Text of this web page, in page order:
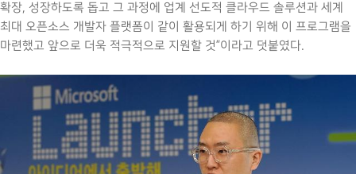
확장, 성장하도록 돕고 그 과정에 업계 선도적 클라우드 솔루션과 세계
최대 오픈소스 개발자 플랫폼이 같이 활용되게 하기 위해 이 프로그램을
마련했고 앞으로 더욱 적극적으로 지원할 것”이라고 덧붙였다.